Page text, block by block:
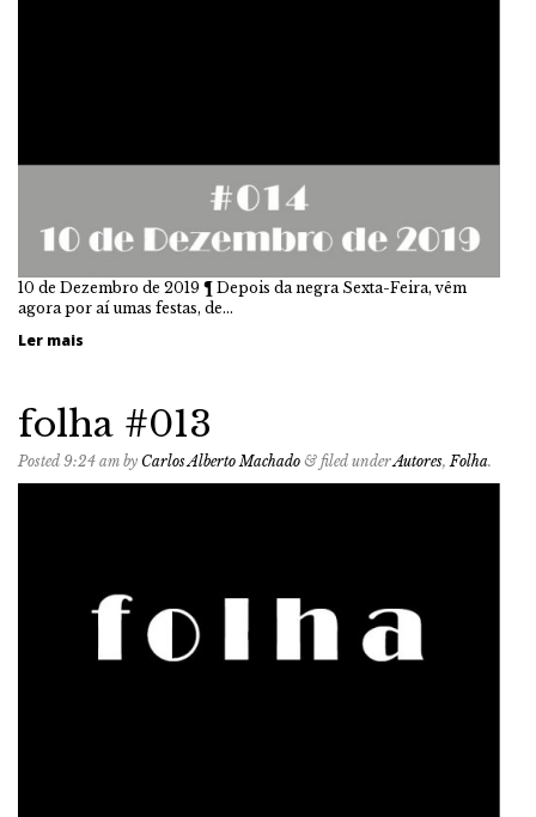
10 de Dezembro de 2019 ¶ Depois da negra Sexta-Feira, vêm
agora por aí umas festas, de…
Ler mais
folha #013
Posted 9:24 am by Carlos Alberto Machado & filed underAutores,Folha.